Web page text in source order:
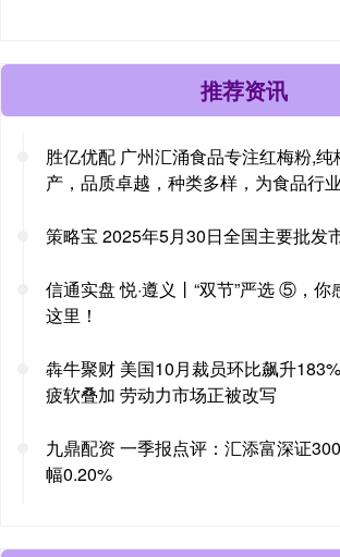
推荐资讯
胜亿优配 广州汇涌食品专注红梅粉,纯
产，品质卓越，种类多样，为食品行
策略宝 2025年5月30日全国主要批发
信通实盘 悦·遵义丨“双节”严选 ⑤，
这里！
犇牛聚财 美国10月裁员环比飙升
疲软叠加 劳动力市场正被改写
九鼎配资 一季报点评：汇添富深证
幅0.20%